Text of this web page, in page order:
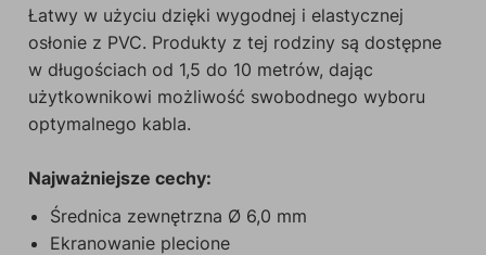
Łatwy w użyciu dzięki wygodnej i elastycznej
osłonie z PVC. Produkty z tej rodziny są dostępne
w długościach od 1,5 do 10 metrów, dając
użytkownikowi możliwość swobodnego wyboru
optymalnego kabla.
Najważniejsze cechy:
Średnica zewnętrzna Ø 6,0 mm
Ekranowanie plecione